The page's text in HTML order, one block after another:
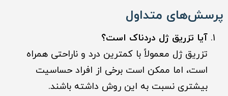
پرسش‌های متداول
آیا تزریق ژل دردناک است؟
تزریق ژل معمولاً با کمترین درد و ناراحتی همراه
است، اما ممکن است برخی از افراد حساسیت
بیشتری نسبت به این روش داشته باشند.